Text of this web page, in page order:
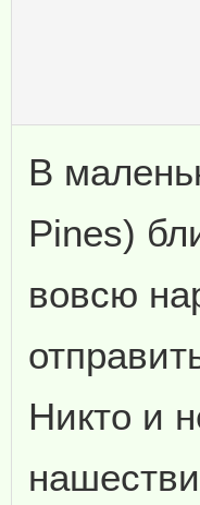
В
Pines)
вовсю
Никто и